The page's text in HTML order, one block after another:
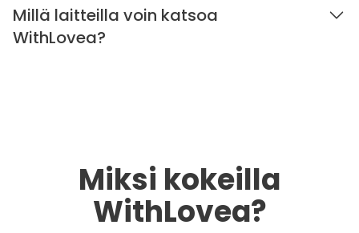
Millä laitteilla voin katsoa
WithLovea?
Miksi kokeilla
WithLovea?